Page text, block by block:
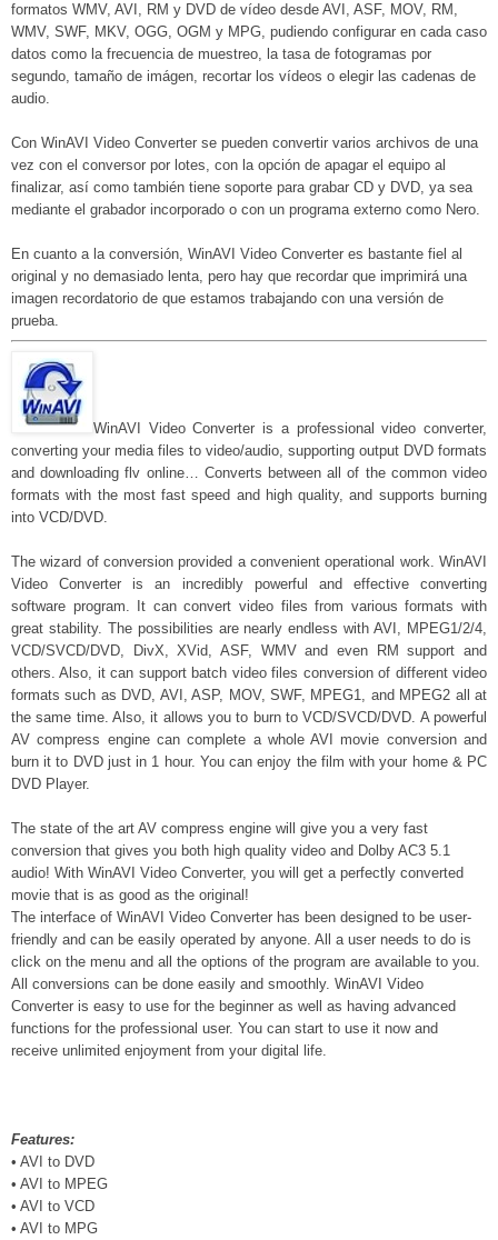
formatos WMV, AVI, RM y DVD de vídeo desde AVI, ASF, MOV, RM,
WMV, SWF, MKV, OGG, OGM y MPG, pudiendo configurar en cada caso
datos como la frecuencia de muestreo, la tasa de fotogramas por
segundo, tamaño de imágen, recortar los vídeos o elegir las cadenas de
audio.
Con WinAVI Video Converter se pueden convertir varios archivos de una
vez con el conversor por lotes, con la opción de apagar el equipo al
finalizar, así como también tiene soporte para grabar CD y DVD, ya sea
mediante el grabador incorporado o con un programa externo como Nero.
En cuanto a la conversión, WinAVI Video Converter es bastante fiel al
original y no demasiado lenta, pero hay que recordar que imprimirá una
imagen recordatorio de que estamos trabajando con una versión de
prueba.
WinAVI Video Converter is a professional video converter,
converting your media files to video/audio, supporting output DVD formats
and downloading flv online… Converts between all of the common video
formats with the most fast speed and high quality, and supports burning
into VCD/DVD.
The wizard of conversion provided a convenient operational work. WinAVI
Video Converter is an incredibly powerful and effective converting
software program. It can convert video files from various formats with
great stability. The possibilities are nearly endless with AVI, MPEG1/2/4,
VCD/SVCD/DVD, DivX, XVid, ASF, WMV and even RM support and
others. Also, it can support batch video files conversion of different video
formats such as DVD, AVI, ASP, MOV, SWF, MPEG1, and MPEG2 all at
the same time. Also, it allows you to burn to VCD/SVCD/DVD. A powerful
AV compress engine can complete a whole AVI movie conversion and
burn it to DVD just in 1 hour. You can enjoy the film with your home & PC
DVD Player.
The state of the art AV compress engine will give you a very fast
conversion that gives you both high quality video and Dolby AC3 5.1
audio! With WinAVI Video Converter, you will get a perfectly converted
movie that is as good as the original!
The interface of WinAVI Video Converter has been designed to be user-
friendly and can be easily operated by anyone. All a user needs to do is
click on the menu and all the options of the program are available to you.
All conversions can be done easily and smoothly. WinAVI Video
Converter is easy to use for the beginner as well as having advanced
functions for the professional user. You can start to use it now and
receive unlimited enjoyment from your digital life.
Features:
• AVI to DVD
• AVI to MPEG
• AVI to VCD
• AVI to MPG